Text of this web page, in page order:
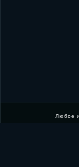
Любое